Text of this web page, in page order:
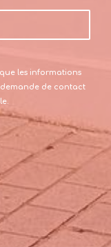
les informations
demande de contact